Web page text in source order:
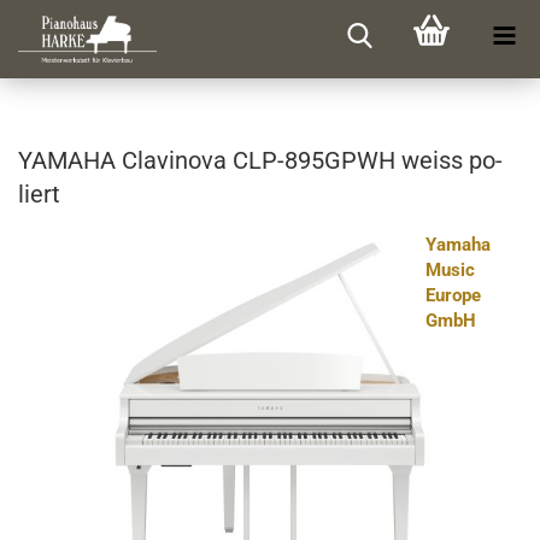
YA­MA­HA Cla­vi­no­va CLP-​895GPWH weiss po­
liert
Yamaha
Music
Europe
GmbH